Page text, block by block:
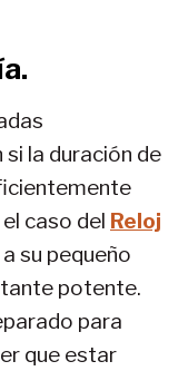
la duración de
caso del Reloj
su pequeño
potente.
para
que estar